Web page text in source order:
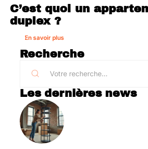
C’est quoi un
duplex ?
En savoir plus
Recherche
Les dernières news